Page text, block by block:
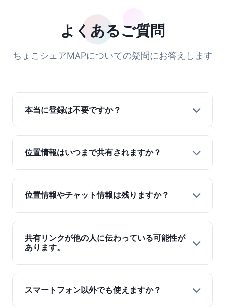
よくあるご質問
ちょこシェアMAPについての疑問にお答えします
本当に登録は不要ですか？
はい、完全に登録不要です。メールアドレス、
電話番号、名前など、一切の個人情報を入力す
ぐに使い始められます。
位置情報はいつまで共有されますか？
設定した共有時間が終了するまでです。時間が
来ると自動的に共有が停止します。
位置情報やチャット情報は残りますか？
ちょこシェアMAPは、位置情報やチャット情報
等の履歴を残しません。セッションが終了する
と消去されます。詳細は
プライバシーポリシー
共有リンクが他の人に伝わっている可能性が
あります。
各参加者はセッション無効化ボタンを押すこと
で、即座にセッションを終了させることができ
スマートフォン以外でも使えますか？